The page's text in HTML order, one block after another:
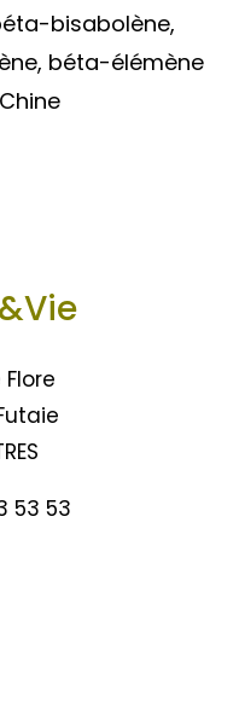
bisabolène,
béta-élémène
53 53